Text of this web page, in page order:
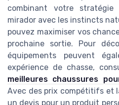
combinant votre stratégie
mirador avec les instincts
pouvez maximiser vos
prochaine sortie. Pour
équipements peuvent
expérience de chasse,
meilleures chaussures
Avec des prix compétitifs et
un devis pour un produit